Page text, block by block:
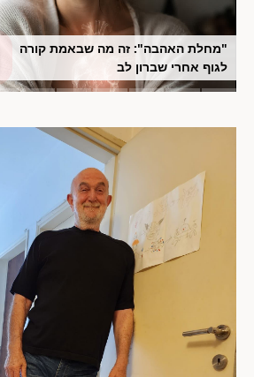
"מחלת האהבה": זה מה שבאמת קורה
לגוף אחרי שברון לב